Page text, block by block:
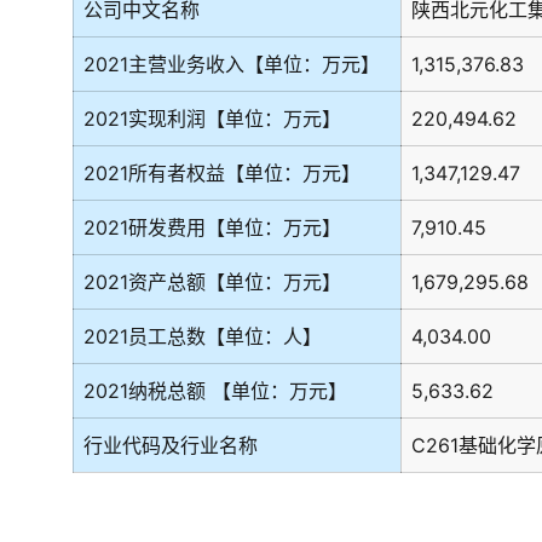
公司中文名称 陕西北元化工
2021主营业务收入【单位：万元】 1,315,376.83
2021实现利润【单位：万元】 220,494.62
2021所有者权益【单位：万元】 1,347,129.47
2021研发费用【单位：万元】 7,910.45
2021资产总额【单位：万元】 1,679,295.68
2021员工总数【单位：人】 4,034.00
2021纳税总额 【单位：万元】 5,633.62
行业代码及行业名称 C261基础化